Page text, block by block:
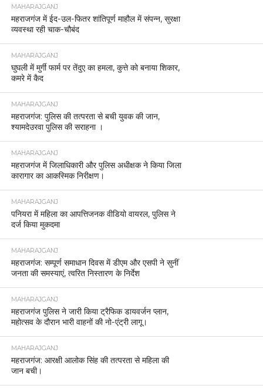
MAHARAJGANJ
महराजगंज में ईद-उल-फितर शांतिपूर्ण माहौल में संपन्न, सुरक्षा
व्यवस्था रही चाक-चौबंद
MAHARAJGANJ
घुघली में मुर्गी फार्म पर तेंदुए का हमला, कुत्ते को बनाया शिकार,
कमरे में कैद
MAHARAJGANJ
महराजगंज: पुलिस की तत्परता से बची युवक की जान,
श्यामदेउरवा पुलिस की सराहना ।
MAHARAJGANJ
महराजगंज में जिलाधिकारी और पुलिस अधीक्षक ने किया जिला
कारागार का आकस्मिक निरीक्षण।
MAHARAJGANJ
पनियरा में महिला का आपत्तिजनक वीडियो वायरल, पुलिस ने
दर्ज किया मुकदमा
MAHARAJGANJ
महराजगंज: सम्पूर्ण समाधान दिवस में डीएम और एसपी ने सुनीं
जनता की समस्याएं, त्वरित निस्तारण के निर्देश
MAHARAJGANJ
महराजगंज पुलिस ने जारी किया ट्रैफिक डायवर्जन प्लान,
महोत्सव के दौरान भारी वाहनों की नो-एंट्री लागू।
MAHARAJGANJ
महराजगंज: आरक्षी आलोक सिंह की तत्परता से महिला की
जान बची।